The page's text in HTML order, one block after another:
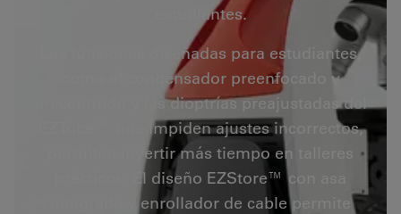
estudiantes.
Las funciones diseñadas para estudiantes,
como el condensador preenfocado y
precentrado y las dioptrías preajustadas del
EZTube™ que impiden ajustes incorrectos,
permiten invertir más tiempo en talleres
prácticos. El diseño EZStore™ con asa
integrada y enrollador de cable permite